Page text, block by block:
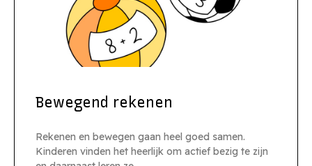
Bewegend rekenen
Rekenen en bewegen gaan heel goed samen.
Kinderen vinden het heerlijk om actief bezig te zijn